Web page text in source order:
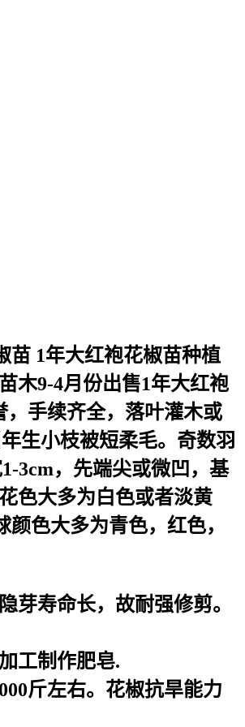
苗 1年大红袍花椒苗种植
木9-4月份出售1年大红袍
，手续齐全，落叶灌木或
生小枝被短柔毛。奇数羽
3cm，先端尖或微凹，基
色大多为白色或者淡黄
色大多为青色，红色，
芽寿命长，故耐强修剪。
工制作肥皂.
斤左右。花椒抗旱能力